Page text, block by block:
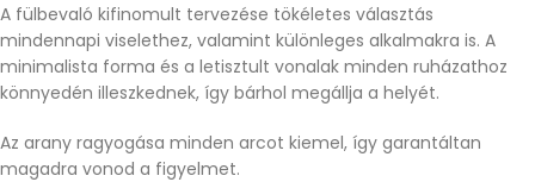
A fülbevaló kifinomult tervezése tökéletes választás
mindennapi viselethez, valamint különleges alkalmakra is. A
minimalista forma és a letisztult vonalak minden ruházathoz
könnyedén illeszkednek, így bárhol megállja a helyét.
Az arany ragyogása minden arcot kiemel, így garantáltan
magadra vonod a figyelmet.